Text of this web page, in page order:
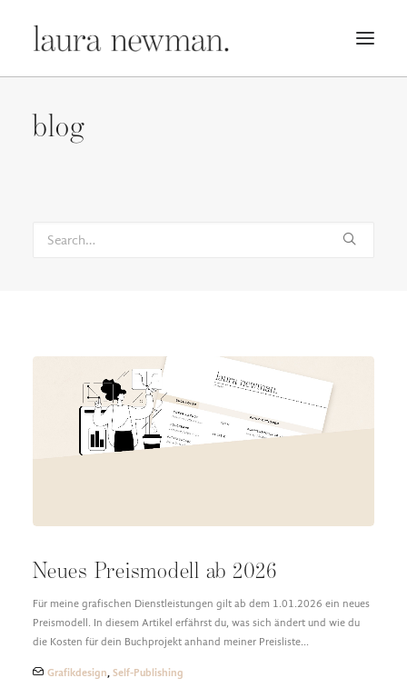
PORTFOLIO
PREMADES
NEWS
MERCH
ÜBER MICH
DESIGN FAQ
PRESSEMATERIAL
KONTAKT
blog
Neues Preismodell ab 2026
Für meine grafischen Dienstleistungen gilt ab dem 1.01.2026 ein neues
Preismodell. In diesem Artikel erfährst du, was sich ändert und wie du
die Kosten für dein Buchprojekt anhand meiner Preisliste…
Grafikdesign, Self-Publishing